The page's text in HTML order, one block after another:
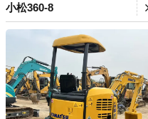
小松360-8